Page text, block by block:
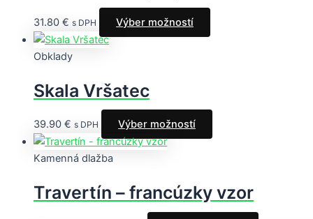
31.80 € s DPH Výber možností
Obklady
Skala Vršatec
39.90 € s DPH Výber možností
Kamenná dlažba
Travertín – francúzky vzor